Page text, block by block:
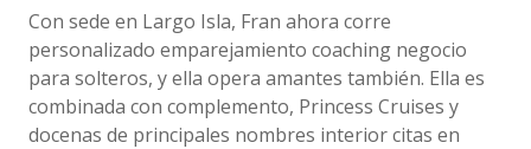
Con sede en Largo Isla, Fran ahora corre
personalizado emparejamiento coaching negocio
para solteros, y ella opera amantes también. Ella es
combinada con complemento, Princess Cruises y
docenas de principales nombres interior citas en